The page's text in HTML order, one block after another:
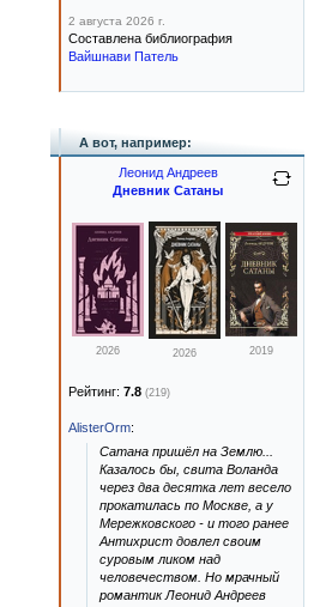
2 августа 2026 г.
Составлена библиография
Вайшнави Патель
А вот, например:
Леонид Андреев
Дневник Сатаны
2026 2026 2019
Рейтинг: 7.8 (219)
AlisterOrm:
Сатана пришёл на Землю...
Казалось бы, свита Воланда
через два десятка лет весело
прокатилась по Москве, а у
Мережковского - и того ранее
Антихрист довлел своим
суровым ликом над
человечеством. Но мрачный
романтик Леонид Андреев